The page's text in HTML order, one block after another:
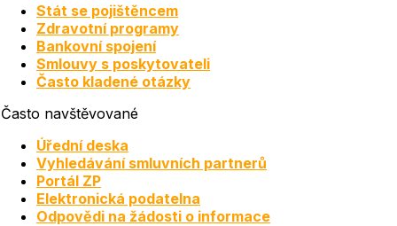
Stát se pojištěncem
Zdravotní programy
Bankovní spojení
Smlouvy s poskytovateli
Často kladené otázky
Často navštěvované
Úřední deska
Vyhledávání smluvních partnerů
Portál ZP
Elektronická podatelna
Odpovědi na žádosti o informace